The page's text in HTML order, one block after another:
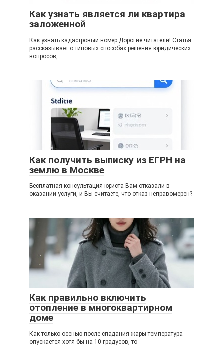
Как узнать является ли квартира
заложенной
Как узнать кадастровый номер Дорогие читатели! Статья
рассказывает о типовых способах решения юридических
вопросов,
Как получить выписку из ЕГРН на
землю в Москве
Бесплатная консультация юриста Вам отказали в
оказании услуги, и Вы считаете, что отказ неправомерен?
Как правильно включить
отопление в многоквартирном
доме
Как только осенью после спадания жары температура
опускается хотя бы на 10 градусов, то